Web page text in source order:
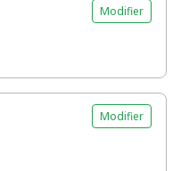
Modifier
Modifier